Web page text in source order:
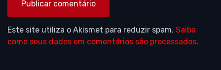
Este site utiliza o Akismet para reduzir spam. Saiba
como seus dados em comentários são processados.